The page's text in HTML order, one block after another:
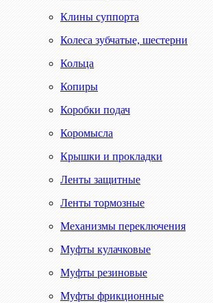
Клины суппорта
Колеса зубчатые, шестерни
Кольца
Копиры
Коробки подач
Коромысла
Крышки и прокладки
Ленты защитные
Ленты тормозные
Механизмы переключения
Муфты кулачковые
Муфты резиновые
Муфты фрикционные